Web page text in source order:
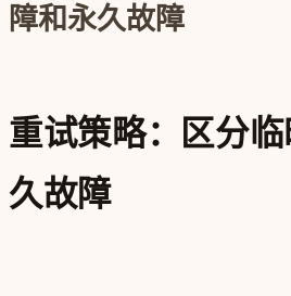
障和永久故障
重试策略：区分
久故障